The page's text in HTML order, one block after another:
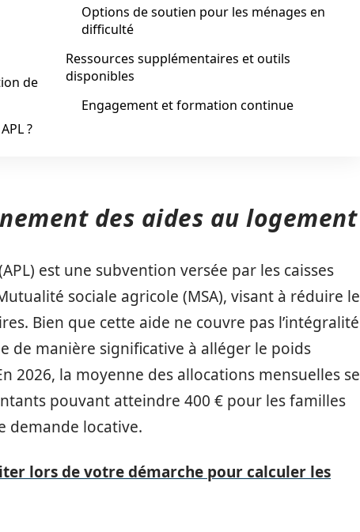
de
?
Options de soutien pour les ménages en
difficulté
Ressources supplémentaires et outils
disponibles
Engagement et formation continue
des aides au logement
est une subvention versée par les caisses
sociale agricole (MSA), visant à réduire le
Bien que cette aide ne couvre pas l’intégralité
de manière significative à alléger le poids
2026, la moyenne des allocations mensuelles se
pouvant atteindre 400 € pour les familles
demande locative.
lors de votre démarche pour calculer les